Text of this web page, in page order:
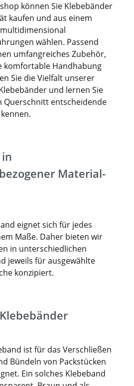
können Sie Klebebänder
kaufen und aus einem
wählen. Passend
umfangreiches Zubehör,
komfortable Handhabung
Sie die Vielfalt unserer
und lernen Sie
Querschnitt entscheidende
Material-
eignet sich für jedes
Maße. Daher bieten wir
in unterschiedlichen
jeweils für ausgewählte
konzipiert.
ist für das Verschließen
Bündeln von Packstücken
Ein solches Klebeband